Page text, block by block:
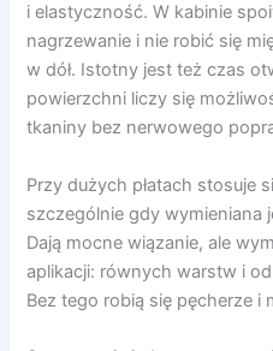
i elastyczność. W kabinie
nagrzewanie i nie robić się
w dół. Istotny jest też czas
powierzchni liczy się
tkaniny bez nerwowego
Przy dużych płatach stosuje
szczególnie gdy wymieniana
Dają mocne wiązanie, ale
aplikacji: równych warstw i
Bez tego robią się pęcherze i